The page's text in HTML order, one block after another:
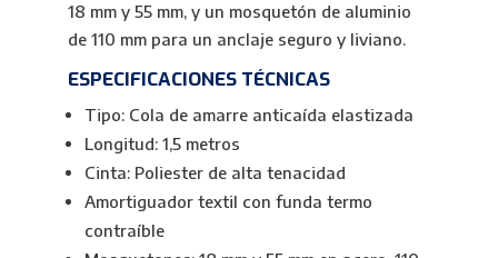
18 mm y 55 mm, y un mosquetón de aluminio
de 110 mm para un anclaje seguro y liviano.
ESPECIFICACIONES TÉCNICAS
Tipo: Cola de amarre anticaída elastizada
Longitud: 1,5 metros
Cinta: Poliester de alta tenacidad
Amortiguador textil con funda termo
contraíble